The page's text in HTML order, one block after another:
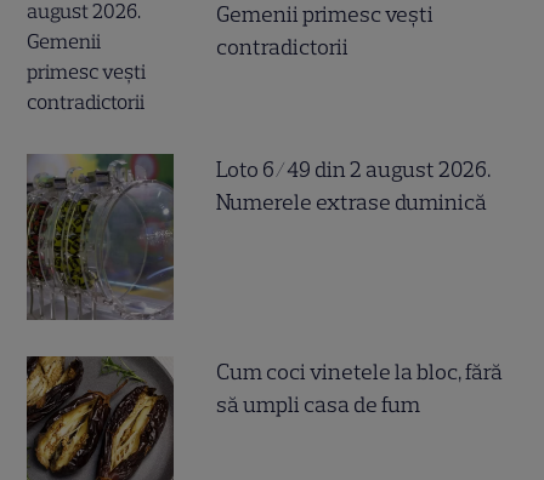
Gemenii primesc vești
contradictorii
Loto 6/49 din 2 august 2026.
Numerele extrase duminică
Cum coci vinetele la bloc, fără
să umpli casa de fum